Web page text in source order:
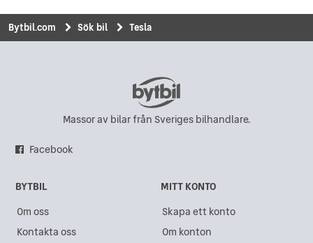
Tesla i Kungsbacka
Tesla i Uddevalla
Tesla i Karlskrona
Tesla i Göteborg
Tesla i Akalla
Tesla i Västra Frölunda
Bytbil.com Sök bil Tesla
Massor av bilar från Sveriges bilhandlare.
Facebook
BYTBIL
Om oss
Kontakta oss
MITT KONTO
Skapa ett konto
Om konton